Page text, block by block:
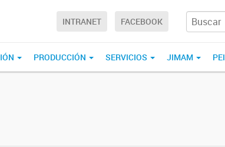
INTRANET FACEBOOK
PRODUCCIÓN SERVICIOS JIMAM PEI